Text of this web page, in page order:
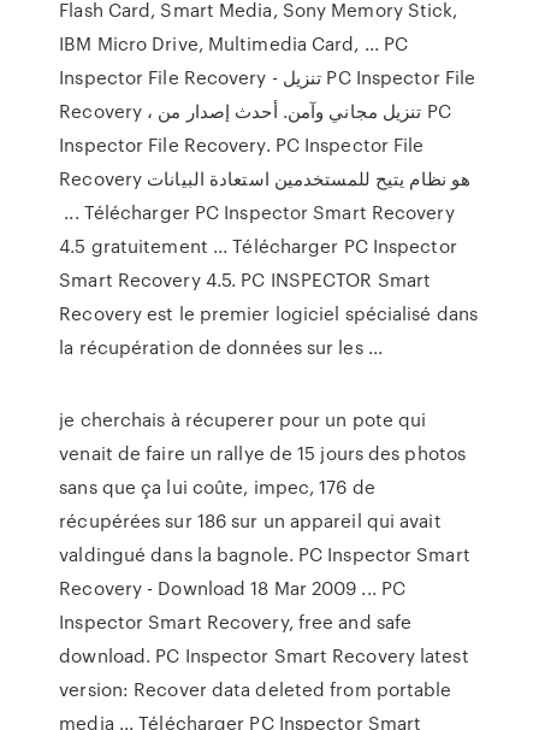
Flash Card, Smart Media, Sony Memory Stick,
IBM Micro Drive, Multimedia Card, ... PC
Inspector File Recovery - تنزيل PC Inspector File
Recovery ، تنزيل مجاني وآمن. أحدث إصدار من PC
Inspector File Recovery. PC Inspector File
Recovery هو نظام يتيح للمستخدمين استعادة البيانات
... Télécharger PC Inspector Smart Recovery
4.5 gratuitement ... Télécharger PC Inspector
Smart Recovery 4.5. PC INSPECTOR Smart
Recovery est le premier logiciel spécialisé dans
la récupération de données sur les ...
je cherchais à récuperer pour un pote qui
venait de faire un rallye de 15 jours des photos
sans que ça lui coûte, impec, 176 de
récupérées sur 186 sur un appareil qui avait
valdingué dans la bagnole. PC Inspector Smart
Recovery - Download 18 Mar 2009 ... PC
Inspector Smart Recovery, free and safe
download. PC Inspector Smart Recovery latest
version: Recover data deleted from portable
media ... Télécharger PC Inspector Smart